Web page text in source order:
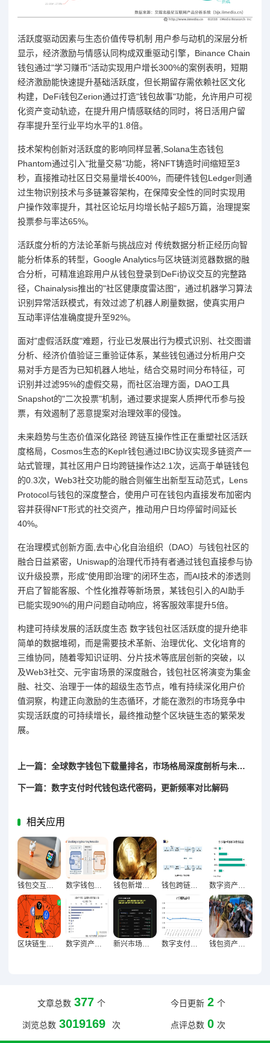
活跃度驱动因素与生态价值传导机制 用户参与动机的深层分析
显示，经济激励与情感认同构成双重驱动引擎，Binance Chain
钱包通过"学习赚币"活动实现用户增长300%的案例表明，短期
经济激励能快速提升基础活跃度，但长期留存需依赖社区文化
构建，DeFi钱包Zerion通过打造"钱包故事"功能，允许用户可视
化资产变动轨迹，在提升用户情感联结的同时，将日活用户留
存率提升至行业平均水平的1.8倍。
技术架构创新对活跃度的影响同样显著,Solana生态钱包
Phantom通过引入"批量交易"功能，将NFT铸造时间缩短至3
秒，直接推动社区日交易量增长400%，而硬件钱包Ledger则通
过生物识别技术与多链兼容架构，在保障安全性的同时实现用
户操作效率提升，其社区论坛月均增长帖子超5万篇，治理提案
投票参与率达65%。
活跃度分析的方法论革新与挑战应对 传统数据分析正经历向智
能分析体系的转型，Google Analytics与区块链浏览器数据的融
合分析，可精准追踪用户从钱包登录到DeFi协议交互的完整路
径，Chainalysis推出的"社区健康度雷达图"，通过机器学习算法
识别异常活跃模式，有效过滤了机器人刷量数据，使真实用户
互动率评估准确度提升至92%。
面对"虚假活跃度"难题，行业已发展出行为模式识别、社交图谱
分析、经济价值验证三重验证体系，某些钱包通过分析用户交
易对手方是否为已知机器人地址，结合交易时间分布特征，可
识别并过滤95%的虚假交易，而社区治理方面，DAO工具
Snapshot的"二次投票"机制，通过要求提案人质押代币参与投
票，有效遏制了恶意提案对治理效率的侵蚀。
未来趋势与生态价值深化路径 跨链互操作性正在重塑社区活跃
度格局，Cosmos生态的Keplr钱包通过IBC协议实现多链资产一
站式管理，其社区用户日均跨链操作达2.1次，远高于单链钱包
的0.3次，Web3社交功能的融合则催生出新型互动范式，Lens
Protocol与钱包的深度整合，使用户可在钱包内直接发布加密内
容并获得NFT形式的社交资产，推动用户日均停留时间延长
40%。
在治理模式创新方面,去中心化自治组织（DAO）与钱包社区的
融合日益紧密，Uniswap的治理代币持有者通过钱包直接参与协
议升级投票，形成"使用即治理"的闭环生态，而AI技术的渗透则
开启了智能客服、个性化推荐等新场景，某钱包引入的AI助手
已能实现90%的用户问题自动响应，将客服效率提升5倍。
构建可持续发展的活跃度生态 数字钱包社区活跃度的提升绝非
简单的数据堆砌，而是需要技术革新、治理优化、文化培育的
三维协同，随着零知识证明、分片技术等底层创新的突破，以
及Web3社交、元宇宙场景的深度融合，钱包社区将演变为集金
融、社交、治理于一体的超级生态节点，唯有持续深化用户价
值洞察，构建正向激励的生态循环，才能在激烈的市场竞争中
实现活跃度的可持续增长，最终推动整个区块链生态的繁荣发
展。
上一篇：全球数字钱包下载量排名，市场格局深度剖析与未来趋势展望
下一篇：数字支付时代钱包迭代密码，更新频率对比解码
相关应用
钱包交互成本下降驱动生态繁荣，重构用户参与新范式 数字钱包高峰时段交易行为密码破译与用户习惯全维度曝光 钱包新增地址质量与高价值用户增长的深度关联及实践路径 钱包跨链交易量首破关键节点，区块链生态融合里程碑达成 数字资产新纪元，钱包地址集中度下降与去中心化深层演进
数字支付生态重构驱动钱包交易量倍增与市场跃升密码
文章总数 377 个 今日更新 2 个
浏览总数 3019169 次 点评总数 0 次